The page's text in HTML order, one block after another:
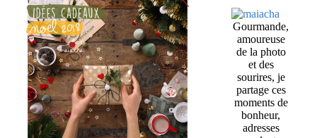
Gourmande,
amoureuse
de la photo
et des
sourires, je
partage ces
moments de
bonheur,
adresses